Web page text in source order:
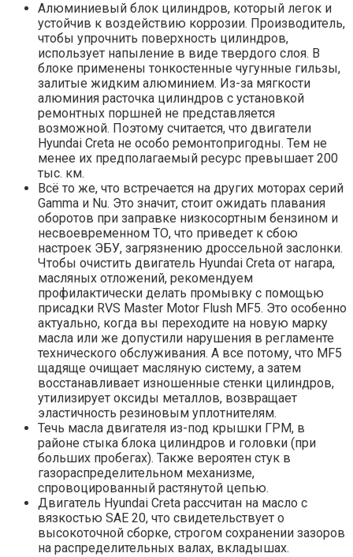
Алюминиевый блок цилиндров, который легок и
устойчив к воздействию коррозии. Производитель,
чтобы упрочнить поверхность цилиндров,
использует напыление в виде твердого слоя. В
блоке применены тонкостенные чугунные гильзы,
залитые жидким алюминием. Из-за мягкости
алюминия расточка цилиндров с установкой
ремонтных поршней не представляется
возможной. Поэтому считается, что двигатели
Hyundai Creta не особо ремонтопригодны. Тем не
менее их предполагаемый ресурс превышает 200
тыс. км.
Всё то же, что встречается на других моторах серий
Gamma и Nu. Это значит, стоит ожидать плавания
оборотов при заправке низкосортным бензином и
несвоевременном ТО, что приведет к сбою
настроек ЭБУ, загрязнению дроссельной заслонки.
Чтобы очистить двигатель Hyundai Creta от нагара,
масляных отложений, рекомендуем
профилактически делать промывку с помощью
присадки RVS Master Motor Flush MF5. Это особенно
актуально, когда вы переходите на новую марку
масла или же допустили нарушения в регламенте
технического обслуживания. А все потому, что MF5
щадяще очищает масляную систему, а затем
восстанавливает изношенные стенки цилиндров,
утилизирует оксиды металлов, возвращает
эластичность резиновым уплотнителям.
Течь масла двигателя из-под крышки ГРМ, в
районе стыка блока цилиндров и головки (при
больших пробегах). Также вероятен стук в
газораспределительном механизме,
спровоцированный растянутой цепью.
Двигатель Hyundai Creta рассчитан на масло с
вязкостью SAE 20, что свидетельствует о
высокоточной сборке, строгом сохранении зазоров
на распределительных валах, вкладышах.